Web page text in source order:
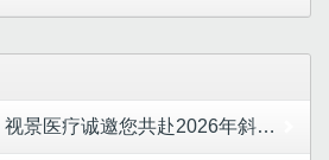
视创新境 光护明眸 | 视景医疗诚邀您共赴2026年斜视与小儿眼科学术大会